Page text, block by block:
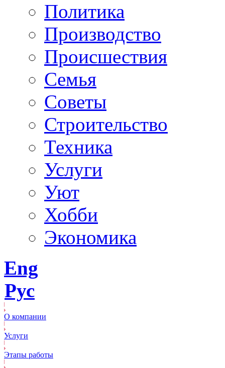
Политика
Производство
Происшествия
Семья
Советы
Строительство
Техника
Услуги
Уют
Хобби
Экономика
Eng
Рус
О компании
Услуги
Этапы работы